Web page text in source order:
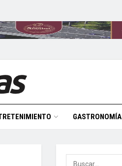
GASTRONOMÍA